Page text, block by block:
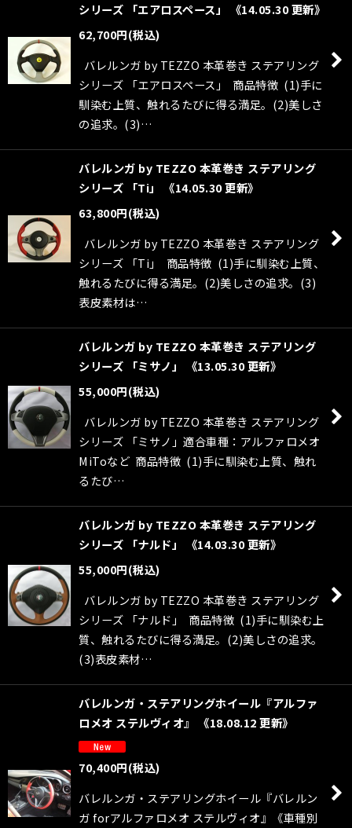
シリーズ 「エアロスペース」 《14.05.30 更新》
62,700円(税込)
バレルンガ by TEZZO 本革巻き ステアリング
シリーズ 「エアロスペース」 商品特徴 (1)手に
馴染む上質、触れるたびに得る満足。(2)美しさ
の追求。(3)…
バレルンガ by TEZZO 本革巻き ステアリング
シリーズ 「Ti」 《14.05.30 更新》
63,800円(税込)
バレルンガ by TEZZO 本革巻き ステアリング
シリーズ 「Ti」 商品特徴 (1)手に馴染む上質、
触れるたびに得る満足。(2)美しさの追求。(3)
表皮素材は…
バレルンガ by TEZZO 本革巻き ステアリング
シリーズ 「ミサノ」 《13.05.30 更新》
55,000円(税込)
バレルンガ by TEZZO 本革巻き ステアリング
シリーズ 「ミサノ」適合車種：アルファロメオ
MiToなど 商品特徴 (1)手に馴染む上質、触れ
るたび…
バレルンガ by TEZZO 本革巻き ステアリング
シリーズ 「ナルド」 《14.03.30 更新》
55,000円(税込)
バレルンガ by TEZZO 本革巻き ステアリング
シリーズ 「ナルド」 商品特徴 (1)手に馴染む上
質、触れるたびに得る満足。(2)美しさの追求。
(3)表皮素材…
バレルンガ・ステアリングホイール『アルファ
ロメオ ステルヴィオ』 《18.08.12 更新》
70,400円(税込)
バレルンガ・ステアリングホイール『バレルン
ガ forアルファロメオ ステルヴィオ』《車種別